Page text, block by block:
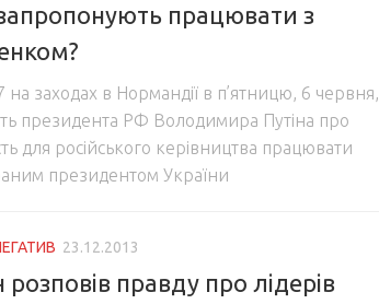
працювати з
на заходах в Нормандії в п’ятницю, 6 червня,
президента РФ Володимира Путіна про
для російського керівництва працювати
президентом України
23.12.2013
розповів правду про лідерів